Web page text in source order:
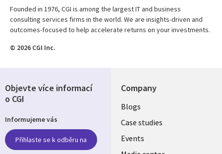
Founded in 1976, CGI is among the largest IT and business
consulting services firms in the world. We are insights-driven and
outcomes-focused to help accelerate returns on your investments.
© 2026 CGI Inc.
Company
Useful
links
CZECH
Blogs
Case studies
Events
Objevte více informací
o CGI
Informujeme vás
Přihlaste se k odběru na